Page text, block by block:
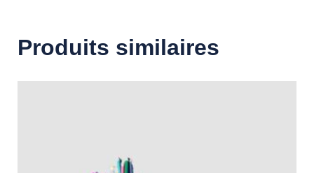
Produits similaires